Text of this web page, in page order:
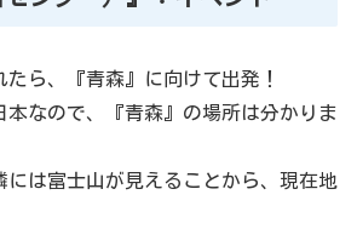
ら、『青森』に向けて出発！
本なので、『青森』の場所は分かりま
には富士山が見えることから、現在地